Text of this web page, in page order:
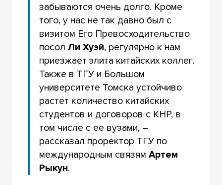
забываются очень долго. Кроме
того, у нас не так давно был с
визитом Его Превосходительство
посолЛи Хуэй, регулярно к нам
приезжает элита китайских коллег.
Также в ТГУ и Большом
университете Томска устойчиво
растет количество китайских
студентов и договоров с КНР, в
том числе с ее вузами, –
рассказал проректор ТГУ по
международным связямАртем
Рыкун.